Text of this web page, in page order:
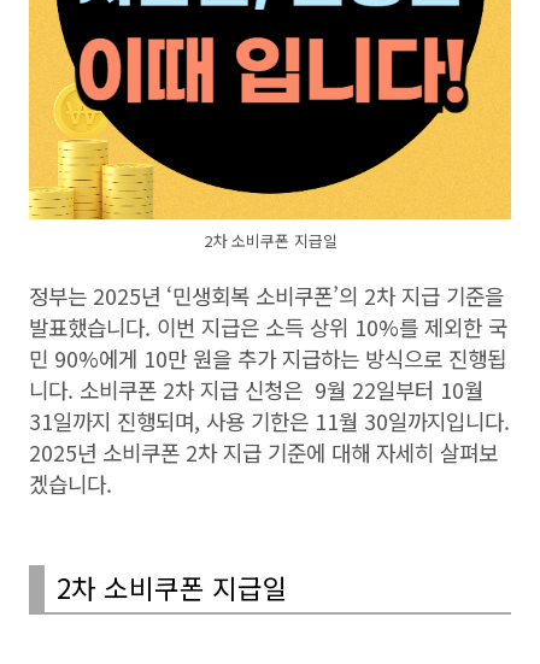
2차 소비쿠폰 지급일
정부는 2025년 ‘민생회복 소비쿠폰’의 2차 지급 기준을
발표했습니다. 이번 지급은 소득 상위 10%를 제외한 국
민 90%에게 10만 원을 추가 지급하는 방식으로 진행됩
니다. 소비쿠폰 2차 지급 신청은 9월 22일부터 10월
31일까지 진행되며, 사용 기한은 11월 30일까지입니다.
2025년 소비쿠폰 2차 지급 기준에 대해 자세히 살펴보
겠습니다.
2차 소비쿠폰 지급일